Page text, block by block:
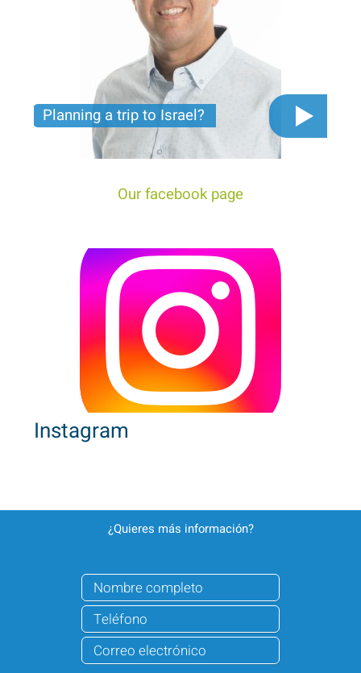
Planning a trip to Israel?
The video you must see before you start planning
tour trip to Israel!
Our facebook page
Instagram
¿Quieres más información?